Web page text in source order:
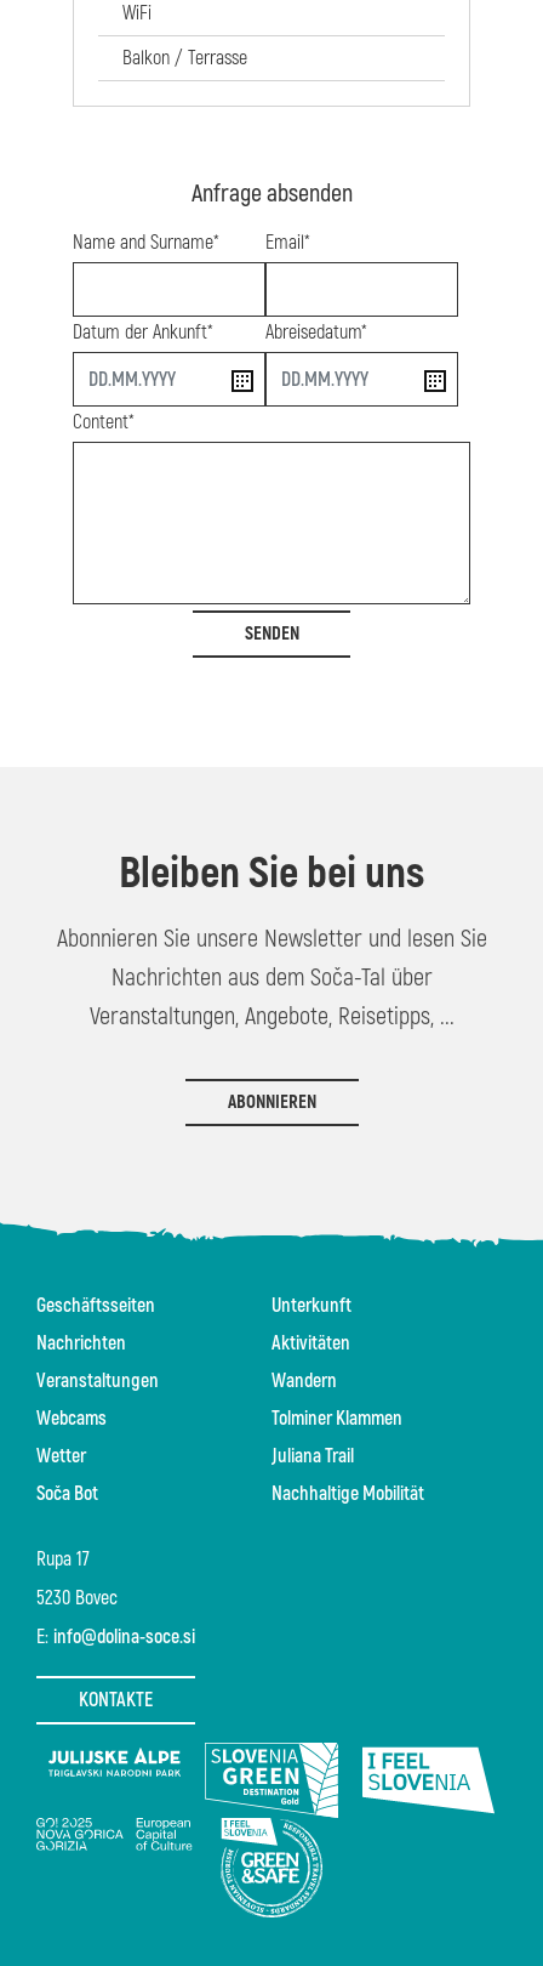
WiFi
Balkon / Terrasse
Anfrage absenden
Name and Surname* Email*
Datum der Ankunft*
start
Abreisedatum*
end
Content*
SENDEN
Bleiben Sie bei uns
Abonnieren Sie unsere Newsletter und lesen Sie
Nachrichten aus dem Soča-Tal über
Veranstaltungen, Angebote, Reisetipps, ...
ABONNIEREN
Rupa 17
5230 Bovec
E: info@dolina-soce.si
KONTAKTE
Geschäftsseiten
Nachrichten
Veranstaltungen
Webcams
Wetter
Soča Bot
Unterkunft
Aktivitäten
Wandern
Tolminer Klammen
Juliana Trail
Nachhaltige Mobilität